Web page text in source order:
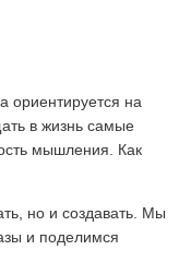
ориентируется на
в жизнь самые
мышления. Как
но и создавать. Мы
и поделимся